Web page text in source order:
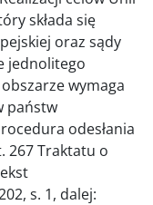
składa się
oraz sądy
jednolitego
wymaga
państw
odesłania
267 Traktatu o
s. 1, dalej: